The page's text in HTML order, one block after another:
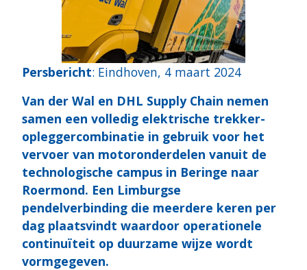
Persbericht: Eindhoven, 4 maart 2024
Van der Wal en DHL Supply Chain nemen
samen een volledig elektrische trekker-
opleggercombinatie in gebruik voor het
vervoer van motoronderdelen vanuit de
technologische campus in Beringe naar
Roermond. Een Limburgse
pendelverbinding die meerdere keren per
dag plaatsvindt waardoor operationele
continuïteit op duurzame wijze wordt
vormgegeven.